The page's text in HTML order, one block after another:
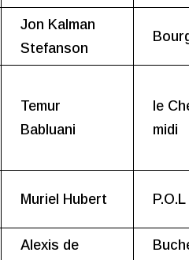
Jon Kalman
Stefanson
Temur
Babluani
le
midi
Muriel Hubert P.O.L
Alexis de